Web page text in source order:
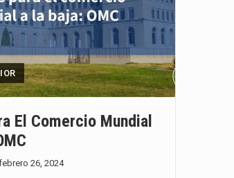
El Comercio Mundial
26, 2024